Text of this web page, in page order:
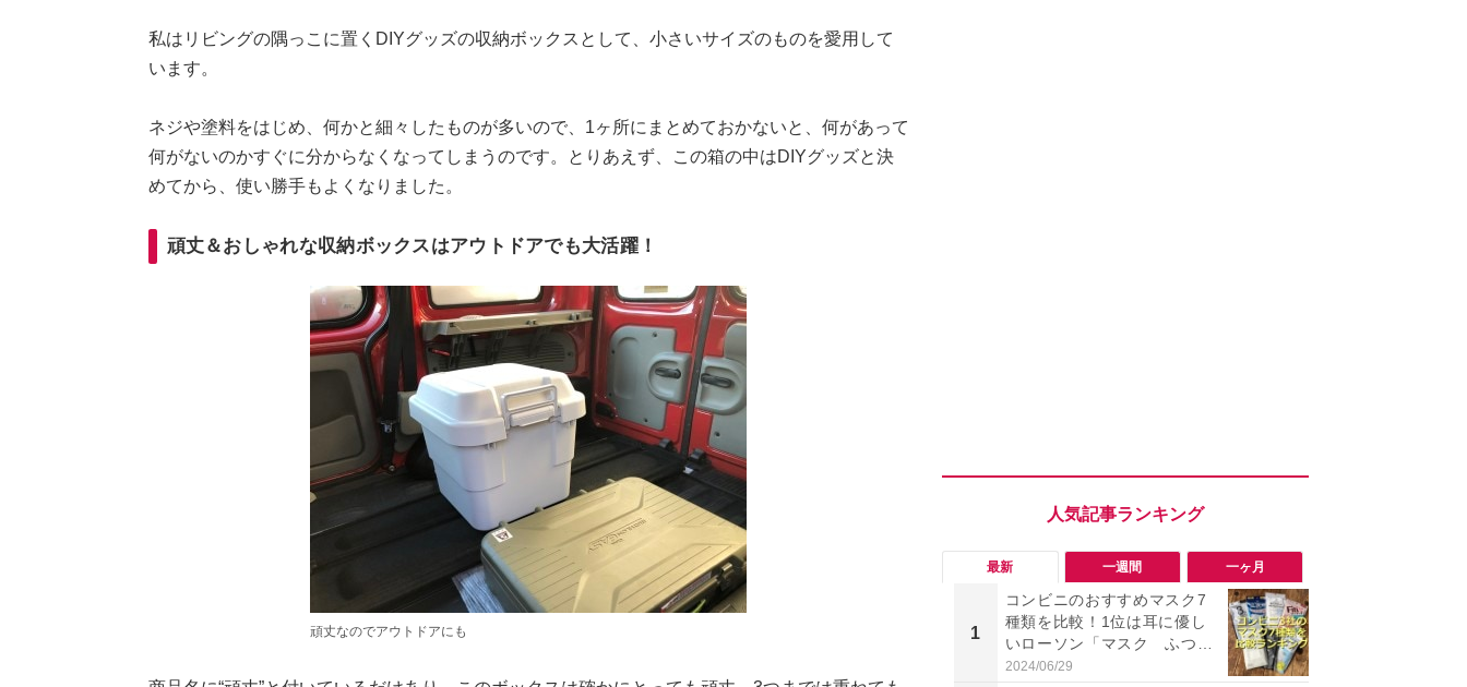
私はリビングの隅っこに置くDIYグッズの収納ボックスとして、小さいサイズのものを愛用して
います。
ネジや塗料をはじめ、何かと細々したものが多いので、1ヶ所にまとめておかないと、何があって
何がないのかすぐに分からなくなってしまうのです。とりあえず、この箱の中はDIYグッズと決
めてから、使い勝手もよくなりました。
頑丈＆おしゃれな収納ボックスはアウトドアでも大活躍！
頑丈なのでアウトドアにも
最新 一週間 一ヶ月
1
コンビニのおすすめマスク7
種類を比較！1位は耳に優し
いローソン「マスク ふつ
う」
2024/06/29